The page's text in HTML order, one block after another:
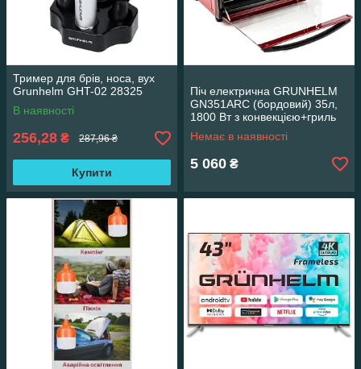
Тример для брів, носа, вух
Grunhelm GHT-02 28325
В наявності
256,28 ₴ 287,96 ₴
Купити
Піч електрична GRUNHELM
GN351ARC (бордовий) 35л,
1800 Вт з конвекцією+гриль
Немає в наявності
5 060 ₴